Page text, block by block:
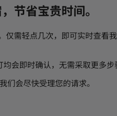
节省宝贵时间。
需轻点几次，即可实时查看
会即时确认，无需采取更多步
们会尽快受理您的请求。